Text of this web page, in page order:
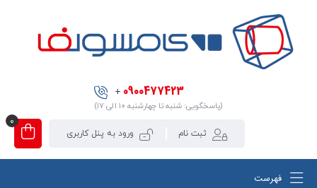
0900477423
+
(پاسخگویی: شنبه تا چهارشنبه ۱۰ الی ۱۷)
ثبت نام ورود به پنل کاربری
0
فهرست